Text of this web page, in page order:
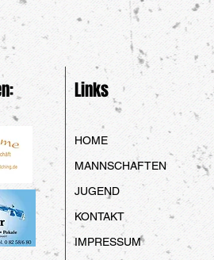
Links
HOME
MANNSCHAFTEN
JUGEND
KONTAKT
IMPRESSUM